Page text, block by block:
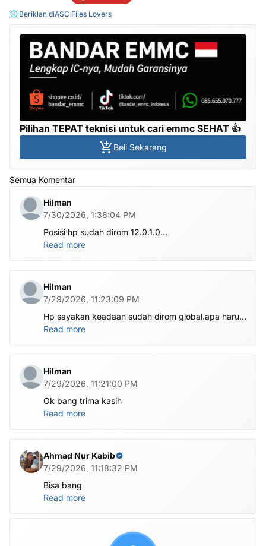
Beriklan diASC Files Lovers
Pilihan TEPAT teknisi untuk cari emmc SEHAT 👍
Beli Sekarang
Semua Komentar
Hilman
7/30/2026, 1:36:04 PM
Posisi hp sudah dirom 12.0.1.0
.habis ubl apa perlu flash Rom lagi om.tolong om
Read more
Hilman
7/29/2026, 11:23:09 PM
Hp sayakan keadaan sudah dirom global.apa harus
ditest poin dlu bang
Read more
Hilman
7/29/2026, 11:21:00 PM
Ok bang trima kasih
Read more
Ahmad Nur Kabib
7/29/2026, 11:18:32 PM
Bisa bang
Read more